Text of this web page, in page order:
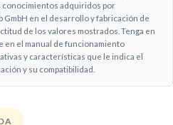
conocimientos adquiridos por
en el desarrollo y fabricación de
de los valores mostrados. Tenga en
en el manual de funcionamiento
y características que le indica el
y su compatibilidad.